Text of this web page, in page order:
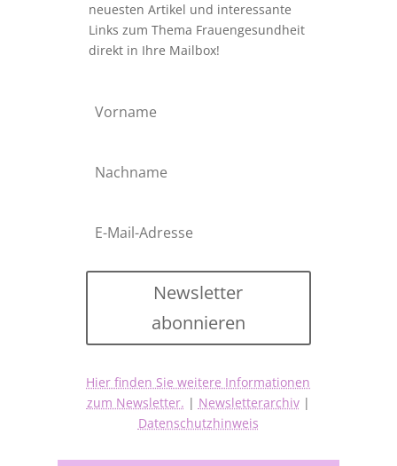
neuesten Artikel und interessante
Links zum Thema Frauengesundheit
direkt in Ihre Mailbox!
Newsletter
abonnieren
Hier finden Sie weitere Informationen
zum Newsletter. | Newsletterarchiv|
Datenschutzhinweis